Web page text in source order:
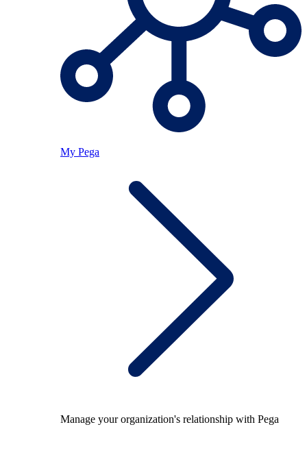
My Pega
Manage your organization's relationship with Pega